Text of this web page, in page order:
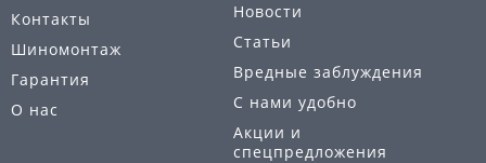
Контакты
Шиномонтаж
Гарантия
О нас
Новости
Статьи
Вредные заблуждения
С нами удобно
Акции и
спецпредложения